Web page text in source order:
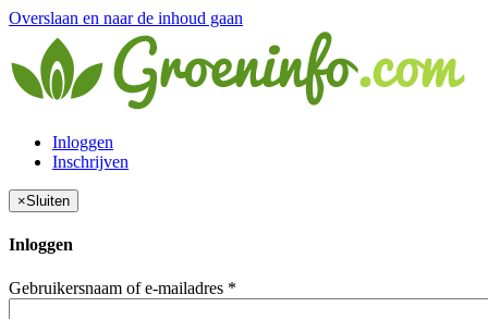
Overslaan en naar de inhoud gaan
Inloggen
Inschrijven
×Sluiten
Inloggen
Gebruikersnaam of e-mailadres *